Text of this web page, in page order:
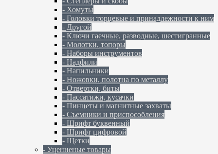
- Хомуты
- Головки торцевые и принадлежности к ним
- Другой
- Ключи гаечные, разводные, шестигранные
- Молотки, топоры
- Наборы инструментов
- Надфили
- Напильники
- Ножовки, полотна по металлу
- Отвертки, биты
- Пассатижи, кусачки
- Пинцеты и магнитные захваты
- Съемники и приспособления
- Шрифт буквенный
- Шрифт цифровой
- Щетки
- Уценненые товары